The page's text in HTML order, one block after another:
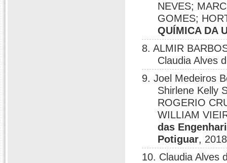
NEVES;
GOMES;
QUÍMICA DA
8. ALMIR
Claudia Alves
9. Joel Medeiros
Shirlene Kelly
ROGERIO
WILLIAM
das
Potiguar,
10. Claudia Alves